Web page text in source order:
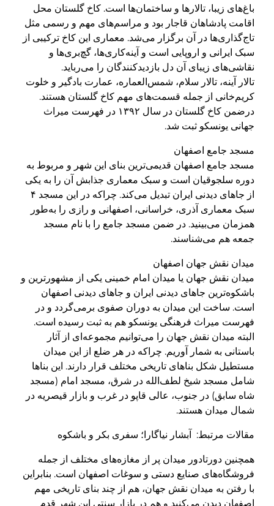
باغ‌های زیبا، تالارها و ساختمان‌ها است. کاخ گلستان محل
اقامت پادشاهان قاجار بود و مراسم‌های مهم و رسمی مثل
تاج‌گذاری‌ها در آن برگزار می‌شد. معماری این کاخ ترکیبی از
سبک ایرانی و اروپایی است و آینه‌کاری‌ها، گچ‌بری‌ها و
نقاشی‌های زیبای آن دل بازدیدکنندگان را می‌رباید.
تالار آینه، تالار سلام، شمس‌العماره، عمارت بادگیر و خلوت
کریم‌خانی از جمله قسمت‌های مهم کاخ گلستان هستند.
درضمن کاخ گلستان در سال ۱۳۹۲ در فهرست میراث
جهانی یونسکو ثبت شد.
مسجد جامع اصفهان
مسجد جامع اصفهان قدیمی‌ترین بنای این شهر و مربوط به
دوره سلجوقیان است و سبک معماری جذابش آن را به یکی
از جاهای دیدنی ایران تبدیل می‌کند. چراکه در این مسجد ۴
سبک معماری آذری، خراسانی، اصفهانی و رازی را به‌طور
همزمان می‌بینید. در ضمن مسجد جامع را با نام مسجد
جمعه هم می‌شناسند.
میدان نقش جهان اصفهان
میدان نقش جهان یا میدان امام خمینی یکی از مشهورترین و
باشکوه‌ترین جاهای دیدنی ایران و جاهای دیدنی اصفهان
است. ساخت این میدان به دوران صفوی برمی‌گردد و در
فهرست میراث فرهنگی یونسکو هم به ثبت رسیده است.
البته میدان نقش جهان را می‌توانیم مجموعه‌ای از آثار
باستانی به شمار آوریم. چراکه در هر ضلع از این میدان
مستطیل شکل بناهای تاریخی مختلف قرار دارند. این بناها
شامل مسجد شیخ لطف‌الله در شرق، مسجد امام (مسجد
شاه سابق) در جنوب، عالی‌ قاپو در غرب و بازار قیصریه در
شمال میدان هستند.
مقالات مرتبط: آبشار نیاگارا؛ سفری بکر و باشکوه
همچنین دورتادور میدان پر از مغازه‌های مختلف از جمله
فروشگاه‌های صنایع دستی و سوغات اصفهان است. بنابراین
با رفتن به میدان نقش جهان، هم از چند بنای تاریخی مهم
اصفهان دیدن می‌کنید و هم در بازار سنتی این شهر قدم